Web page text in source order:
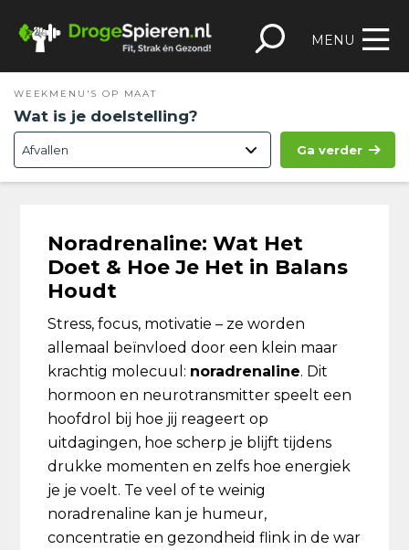
naar
naar
inhoud
naar
sidebar
footer
MENU
WEEKMENU'S OP MAAT
Wat is je doelstelling?
Ga verder
Noradrenaline: Wat Het
Doet & Hoe Je Het in Balans
Houdt
Stress, focus, motivatie – ze worden
allemaal beïnvloed door een klein maar
krachtig molecuul: noradrenaline. Dit
hormoon en neurotransmitter speelt een
hoofdrol bij hoe jij reageert op
uitdagingen, hoe scherp je blijft tijdens
drukke momenten en zelfs hoe energiek
je je voelt. Te veel of te weinig
noradrenaline kan je humeur,
concentratie en gezondheid flink in de war